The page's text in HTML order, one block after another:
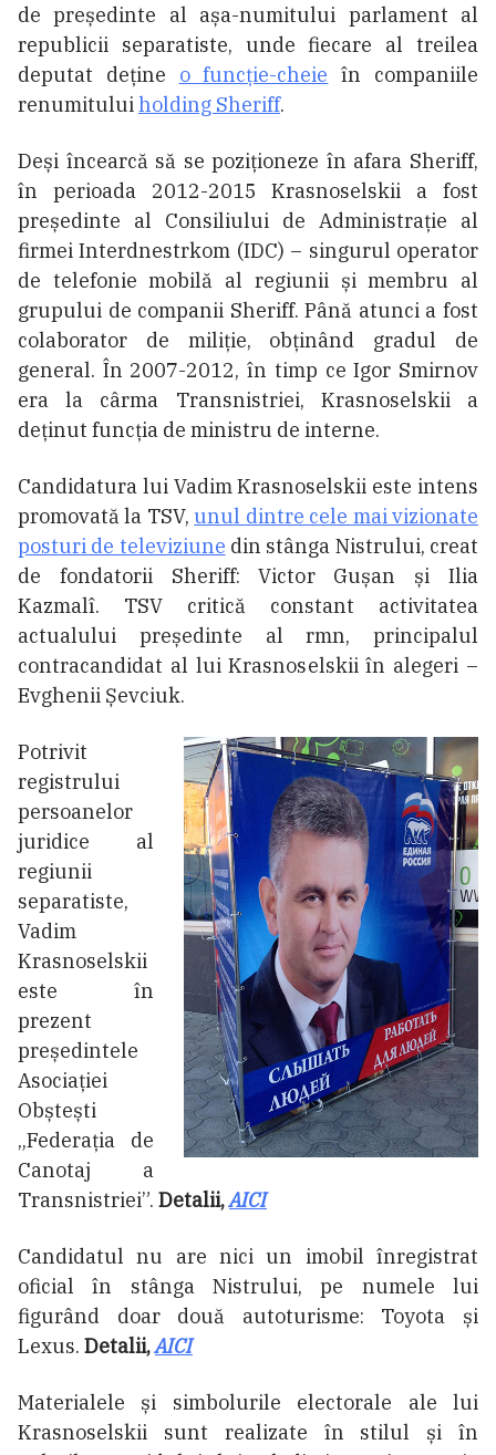
de președinte al așa-numitului parlament al
republicii separatiste, unde fiecare al treilea
deputat deține o funcție-cheie în companiile
renumitului holding Sheriff.
Deși încearcă să se poziționeze în afara Sheriff,
în perioada 2012-2015 Krasnoselskii a fost
președinte al Consiliului de Administrație al
firmei Interdnestrkom (IDC) – singurul operator
de telefonie mobilă al regiunii și membru al
grupului de companii Sheriff. Până atunci a fost
colaborator de miliție, obținând gradul de
general. În 2007-2012, în timp ce Igor Smirnov
era la cârma Transnistriei, Krasnoselskii a
deținut funcția de ministru de interne.
Candidatura lui Vadim Krasnoselskii este intens
promovată la TSV,unul dintre cele mai vizionate
posturi de televiziune din stânga Nistrului, creat
de fondatorii Sheriff: Victor Gușan și Ilia
Kazmalî. TSV critică constant activitatea
actualului președinte al rmn, principalul
contracandidat al lui Krasnoselskii în alegeri –
Evghenii Șevciuk.
Potrivit
registrului
persoanelor
juridice al
regiunii
separatiste,
Vadim
Krasnoselskii
este în
prezent
președintele
Asociației
Obștești
„Federația de
Canotaj a
Transnistriei”. Detalii,AICI
Candidatul nu are nici un imobil înregistrat
oficial în stânga Nistrului, pe numele lui
figurând doar două autoturisme: Toyota și
Lexus. Detalii,AICI
Materialele și simbolurile electorale ale lui
Krasnoselskii sunt realizate în stilul și în